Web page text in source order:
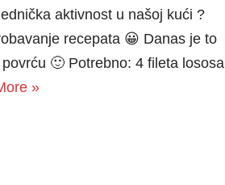
aktivnost u našoj kući ?
recepata 😀 Danas je to
🙂 Potrebno: 4 fileta lososa
»